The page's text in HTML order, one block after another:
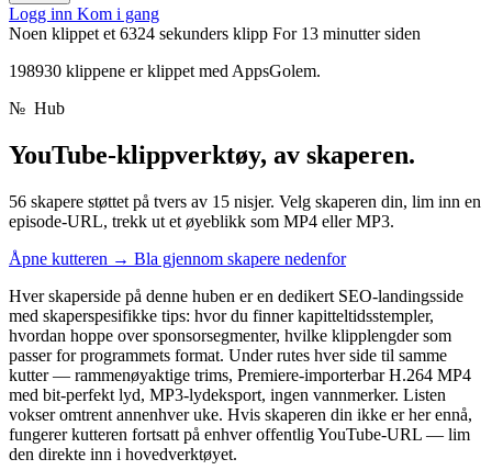
Logg inn Kom i gang
Noen klippet et 6324 sekunders klipp For 13 minutter siden
198930 klippene er klippet med AppsGolem.
№ Hub
YouTube-klippverktøy, av skaperen.
56 skapere støttet på tvers av 15 nisjer. Velg skaperen din, lim inn en
episode-URL, trekk ut et øyeblikk som MP4 eller MP3.
Åpne kutteren → Bla gjennom skapere nedenfor
Hver skaperside på denne huben er en dedikert SEO-landingsside
med skaperspesifikke tips: hvor du finner kapitteltidsstempler,
hvordan hoppe over sponsorsegmenter, hvilke klipplengder som
passer for programmets format. Under rutes hver side til samme
kutter — rammenøyaktige trims, Premiere-importerbar H.264 MP4
med bit-perfekt lyd, MP3-lydeksport, ingen vannmerker. Listen
vokser omtrent annenhver uke. Hvis skaperen din ikke er her ennå,
fungerer kutteren fortsatt på enhver offentlig YouTube-URL — lim
den direkte inn i hovedverktøyet.